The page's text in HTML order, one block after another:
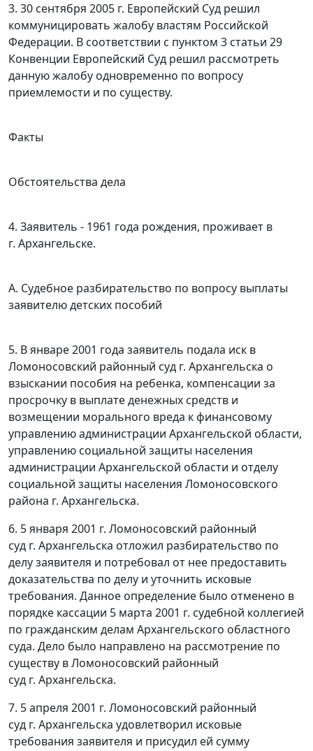
3. 30 сентября 2005 г. Европейский Суд решил
коммуницировать жалобу властям Российской
Федерации. В соответствии с пунктом 3 статьи 29
Конвенции Европейский Суд решил рассмотреть
данную жалобу одновременно по вопросу
приемлемости и по существу.
Факты
Обстоятельства дела
4. Заявитель - 1961 года рождения, проживает в
г. Архангельске.
А. Судебное разбирательство по вопросу выплаты
заявителю детских пособий
5. В январе 2001 года заявитель подала иск в
Ломоносовский районный суд г. Архангельска о
взыскании пособия на ребенка, компенсации за
просрочку в выплате денежных средств и
возмещении морального вреда к финансовому
управлению администрации Архангельской области,
управлению социальной защиты населения
администрации Архангельской области и отделу
социальной защиты населения Ломоносовского
района г. Архангельска.
6. 5 января 2001 г. Ломоносовский районный
суд г. Архангельска отложил разбирательство по
делу заявителя и потребовал от нее предоставить
доказательства по делу и уточнить исковые
требования. Данное определение было отменено в
порядке кассации 5 марта 2001 г. судебной коллегией
по гражданским делам Архангельского областного
суда. Дело было направлено на рассмотрение по
существу в Ломоносовский районный
суд г. Архангельска.
7. 5 апреля 2001 г. Ломоносовский районный
суд г. Архангельска удовлетворил исковые
требования заявителя и присудил ей сумму